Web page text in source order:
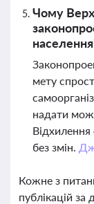
Чому
мету
надати
без змін.
Кожне з
публікацій